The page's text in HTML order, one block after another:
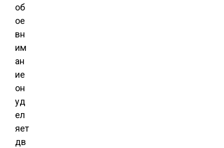
об
ое
вн
им
ан
ие
он
уд
ел
яет
дв